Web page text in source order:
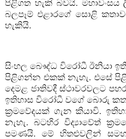
පිළිගත හැකි බවයි.
බලපෑම් එළාරගේ සොළි
හැකියි.
සිංහල බෞද්ධ විරෝධී ඊනියා
පිළිගන්න එකක් නැහැ. එසේ
දෙමළ ජාතිවදී ස්ථාවරවලට
ඉතිහාස විරෝධී වගේ බොරු
ක්‍රමවේදයක් ගැන කියාවි.
නැහැ. බටහිර විද්‍යාවේත්
පමණයි. මේ හිතළුවලින්